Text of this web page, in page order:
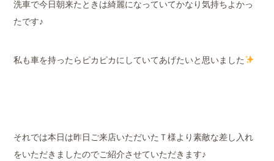
洗車で今日朝来たときは綺麗になっていてかなり気持ちよかっ
たです♪
私も車を持ったらピカピカにしていてあげたいと思いました
それでは本日は昨日ご来店いただいたＴ様より素敵な差し入れ
をいただきましたのでご紹介させていただきます♪